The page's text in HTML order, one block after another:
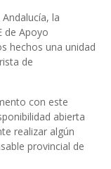
la
de Apoyo
hechos una unidad
de
con este
abierta
realizar algún
provincial de